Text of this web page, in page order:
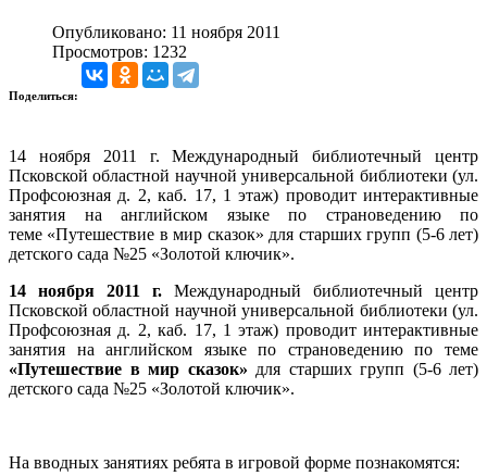
Опубликовано: 11 ноября 2011
Просмотров: 1232
Поделиться:
14 ноября 2011 г. Международный библиотечный центр
Псковской областной научной универсальной библиотеки (ул.
Профсоюзная д. 2, каб. 17, 1 этаж) проводит интерактивные
занятия на английском языке по страноведению по
теме «Путешествие в мир сказок» для старших групп (5-6 лет)
детского сада №25 «Золотой ключик».
14 ноября 2011 г. Международный библиотечный центр
Псковской областной научной универсальной библиотеки (ул.
Профсоюзная д. 2, каб. 17, 1 этаж) проводит интерактивные
занятия на английском языке по страноведению по теме
«Путешествие в мир сказок» для старших групп (5-6 лет)
детского сада №25 «Золотой ключик».
На вводных занятиях ребята в игровой форме познакомятся: